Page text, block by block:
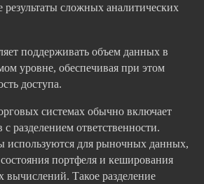
сложных аналитических
поддерживать объем данных в
уровне, обеспечивая при этом
доступа.
системах обычно включает
с разделением ответственности.
используются для рыночных данных,
портфеля и кеширования
вычислений. Такое разделение